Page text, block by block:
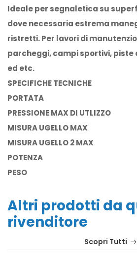
Ideale per segnaletica su
dove necessaria estrema
ristretti. Per lavori di
parcheggi, campi sportivi, piste
ed etc.
SPECIFICHE TECNICHE
PORTATA
PRESSIONE MAX DI UTLIZZO
MISURA UGELLO MAX
MISURA UGELLO 2 MAX
POTENZA
PESO
Altri prodotti da
rivenditore
Scopri Tutti